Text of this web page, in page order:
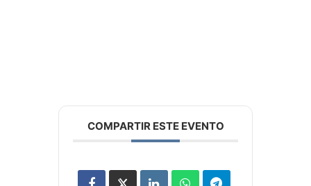
COMPARTIR ESTE EVENTO